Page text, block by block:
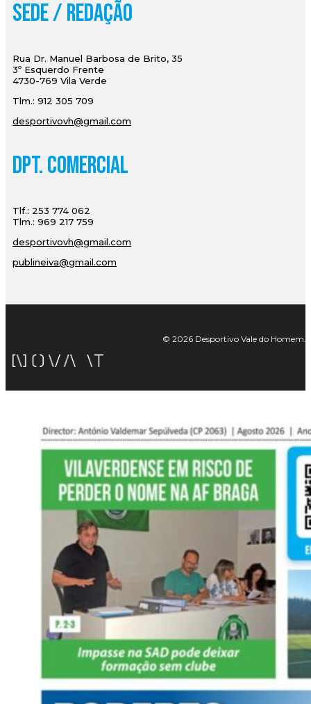
Sede / Redação
Rua Dr. Manuel Barbosa de Brito, 35
3º Esquerdo Frente
4730-769 Vila Verde
Tlm.: 912 305 709
desportivovh@gmail.com
Dpt. Comercial
Tlf.: 253 774 062
Tlm.: 969 217 759
desportivovh@gmail.com
publineiva@gmail.com
© 2026 Desportivo Vale do Homem.